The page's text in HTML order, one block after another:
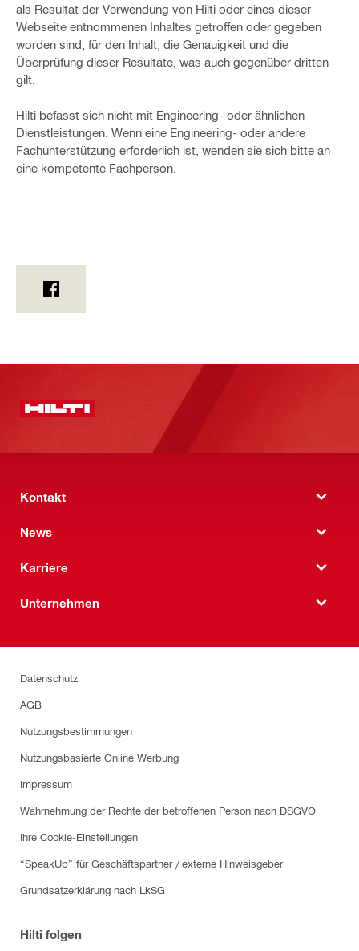
als Resultat der Verwendung von Hilti oder eines dieser
Webseite entnommenen Inhaltes getroffen oder gegeben
worden sind, für den Inhalt, die Genauigkeit und die
Überprüfung dieser Resultate, was auch gegenüber dritten
gilt.
Hilti befasst sich nicht mit Engineering- oder ähnlichen
Dienstleistungen. Wenn eine Engineering- oder andere
Fachunterstützung erforderlich ist, wenden sie sich bitte an
eine kompetente Fachperson.
Kontakt
News
Karriere
Unternehmen
Datenschutz
AGB
Nutzungsbestimmungen
Nutzungsbasierte Online Werbung
Impressum
Wahrnehmung der Rechte der betroffenen Person nach DSGVO
Ihre Cookie-Einstellungen
“SpeakUp” für Geschäftspartner / externe Hinweisgeber
Grundsatzerklärung nach LkSG
Hilti folgen